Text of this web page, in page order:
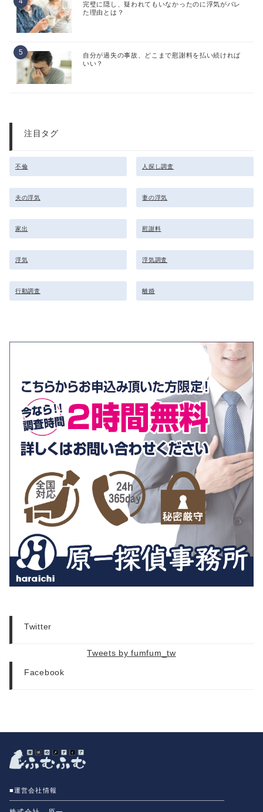
完璧に隠し、疑われてもいなかったのに浮気がバレ
た理由とは？
自分が過失の事故、どこまで慰謝料を払い続ければ
いい？
注目タグ
不倫 人探し調査
夫の浮気 妻の浮気
家出 慰謝料
浮気 浮気調査
行動調査 離婚
Twitter
Tweets by fumfum_tw
Facebook
■運営会社情報